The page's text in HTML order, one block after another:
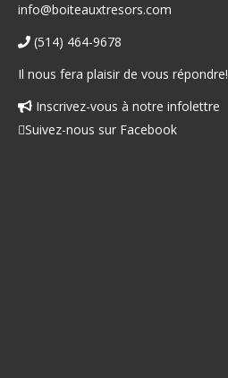
info@boiteauxtresors.com
(514) 464-9678
Il nous fera plaisir de vous répondre!
Inscrivez-vous à notre infolettre
Facebook
Suivez-nous sur Facebook